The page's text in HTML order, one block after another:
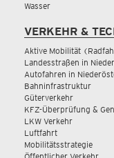
Wasser
VERKEHR &
Aktive Mobilität
Landesstraßen in
Autofahren in
Bahninfrastruktur
Güterverkehr
KFZ-Überprüfung &
LKW Verkehr
Luftfahrt
Mobilitätsstrategie